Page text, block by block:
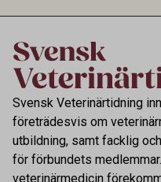
Svensk Veterinärtidning
företrädesvis om
utbildning, samt facklig
för förbundets
veterinärmedicin